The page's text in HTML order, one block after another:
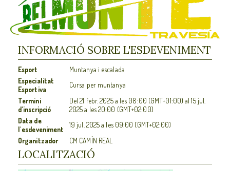
INFORMACIÓ SOBRE L'ESDEVENIMENT
Esport
Muntanya i escalada
Especialitat
Esportiva
Cursa per muntanya
Termini
d'inscripció
Del21 febr. 2025a les 08:00 (GMT+01:00) al15 jul.
2025a les20:00 (GMT+02:00)
Data de
l'esdeveniment
19 jul. 2025a les 09:00 (GMT+02:00)
Organitzador
CM CAMÍN REAL
LOCALITZACIÓ